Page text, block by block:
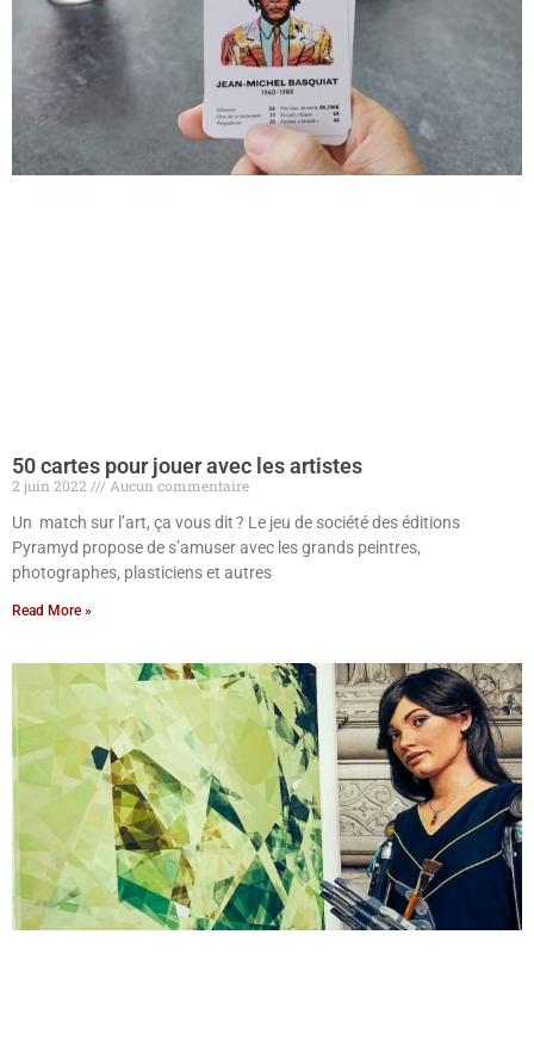
50 cartes pour jouer avec les artistes
2 juin 2022
Aucun commentaire
Un match sur l’art, ça vous dit ? Le jeu de société des éditions
Pyramyd propose de s’amuser avec les grands peintres,
photographes, plasticiens et autres
Read More »